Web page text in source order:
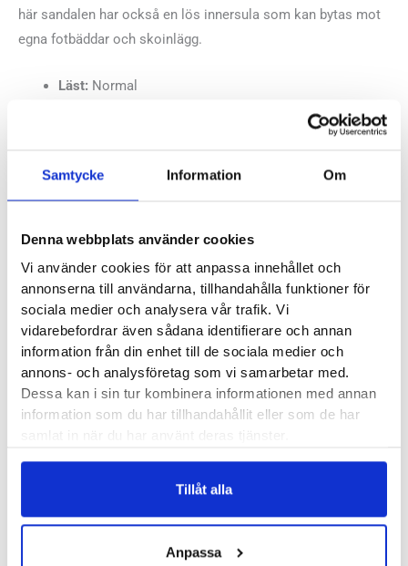
Samtycke Information Om
Denna webbplats använder cookies
Vi använder cookies för att anpassa innehållet och
annonserna till användarna, tillhandahålla funktioner för
sociala medier och analysera vår trafik. Vi
vidarebefordrar även sådana identifierare och annan
information från din enhet till de sociala medier och
annons- och analysföretag som vi samarbetar med.
Dessa kan i sin tur kombinera informationen med annan
information som du har tillhandahållit eller som de har
Tillåt alla
Anpassa
här sandalen har också en lös innersula som kan bytas mot
egna fotbäddar och skoinlägg.
Läst:Normal
Utbytbar fotbädd:
Ja
Örnsköldsvik ,Östersund
Recensioner
Besökta produkter